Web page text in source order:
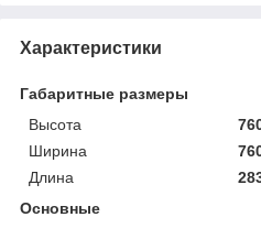
Характеристики
Габаритные размеры
Высота
Ширина
Длина
Основные